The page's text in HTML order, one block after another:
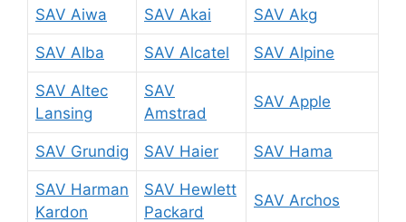
SAV Aiwa SAV Akai SAV Akg
SAV Alba SAV Alcatel SAV Alpine
SAV Altec
Lansing
SAV
Amstrad
SAV Apple
SAV Grundig SAV Haier SAV Hama
SAV Harman
Kardon
SAV Hewlett
Packard
SAV Archos